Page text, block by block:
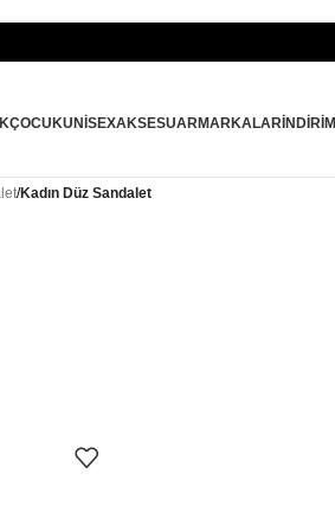
ÇOCUKUNISEXAKSESUARMARKALARİNDIRIM
/Kadın Düz Sandalet